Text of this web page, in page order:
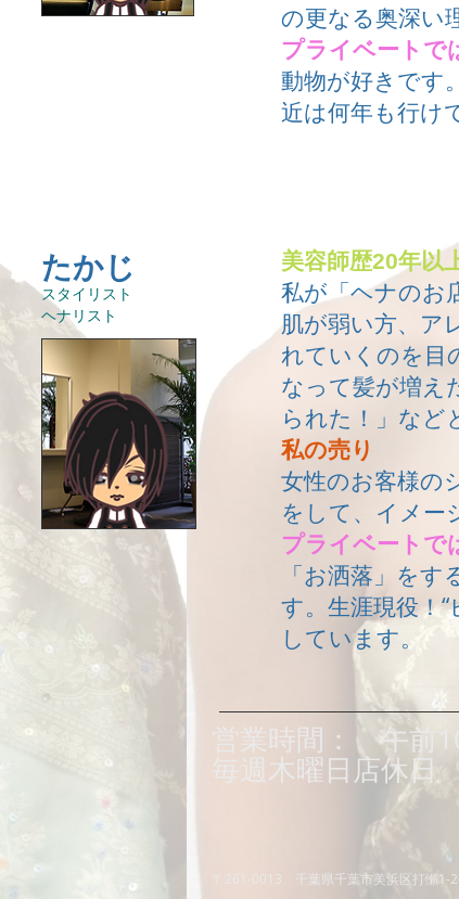
の更なる奥深い
プライベートで
動物が好きです
近は何年も行け
たかじ
​スタイリスト
​ヘナリスト
美容師歴20年以
私が「ヘナのお
肌が弱い方、ア
れていくのを目
なって髪が増え
られた！」など
私の売り
女性のお客様の
をして、イメー
プライベートで
「お洒落」を
す。生涯現役！
しています。
営業時間： 午前
毎週木曜日店休
〒261-0013 千葉県千葉市美浜区打瀬1-